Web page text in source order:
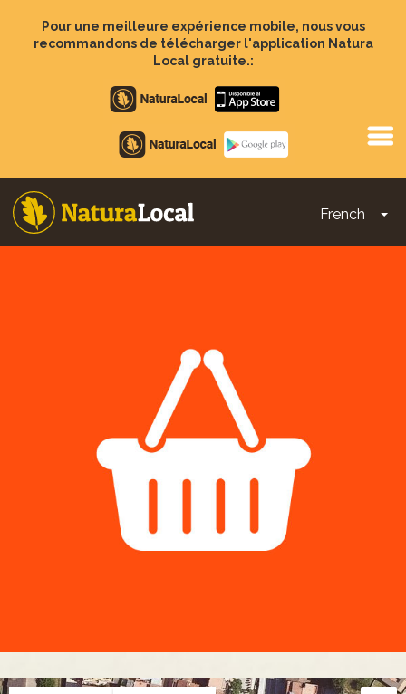
contenu
Pour une meilleure expérience mobile, nous vous
recommandons de télécharger l'application Natura
Local gratuite.:
Apple
store
Google
Play
French
Main